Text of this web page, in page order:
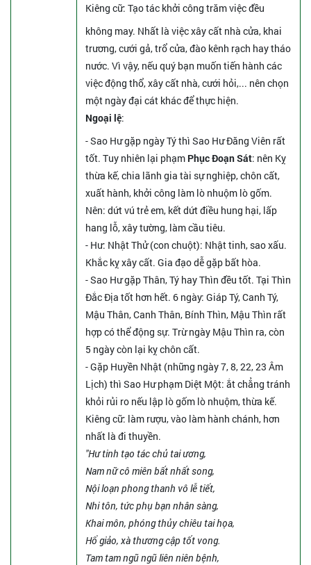
Kiêng cữ: Tạo tác khởi công trăm việc đều
không may. Nhất là việc xây cất nhà cửa, khai
trương, cưới gả, trổ cửa, đào kênh rạch hay tháo
nước. Vì vậy, nếu quý bạn muốn tiến hành các
việc động thổ, xây cất nhà, cưới hỏi,... nên chọn
một ngày đại cát khác để thực hiện.
Ngoại lệ:
- Sao Hư gặp ngày Tý thì Sao Hư Đăng Viên rất
tốt. Tuy nhiên lại phạm Phục Đoạn Sát: nên Kỵ
thừa kế, chia lãnh gia tài sự nghiệp, chôn cất,
xuất hành, khởi công làm lò nhuộm lò gốm.
Nên: dứt vú trẻ em, kết dứt điều hung hại, lấp
hang lỗ, xây tường, làm cầu tiêu.
- Hư: Nhật Thử (con chuột): Nhật tinh, sao xấu.
Khắc kỵ xây cất. Gia đạo dễ gặp bất hòa.
- Sao Hư gặp Thân, Tý hay Thìn đều tốt. Tại Thìn
Đắc Địa tốt hơn hết. 6 ngày: Giáp Tý, Canh Tý,
Mậu Thân, Canh Thân, Bính Thìn, Mậu Thìn rất
hợp có thể động sự. Trừ ngày Mậu Thìn ra, còn
5 ngày còn lại kỵ chôn cất.
- Gặp Huyền Nhật (những ngày 7, 8, 22, 23 Âm
Lịch) thì Sao Hư phạm Diệt Một: ắt chẳng tránh
khỏi rủi ro nếu lập lò gốm lò nhuộm, thừa kế.
Kiêng cữ: làm rượu, vào làm hành chánh, hơn
nhất là đi thuyền.
"Hư tinh tạo tác chủ tai ương,
Nam nữ cô miên bất nhất song,
Nội loạn phong thanh vô lễ tiết,
Nhi tôn, tức phụ bạn nhân sàng,
Khai môn, phóng thủy chiêu tai họa,
Hổ giảo, xà thương cập tốt vong.
Tam tam ngũ ngũ liên niên bệnh,